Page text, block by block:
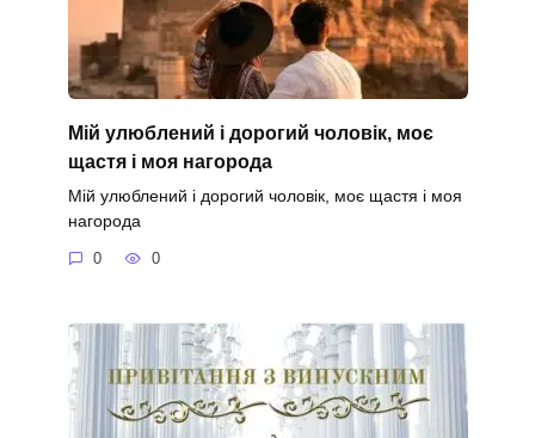
Мій улюблений і дорогий чоловік, моє
щастя і моя нагорода
Мій улюблений і дорогий чоловік, моє щастя і моя
нагорода
0 0